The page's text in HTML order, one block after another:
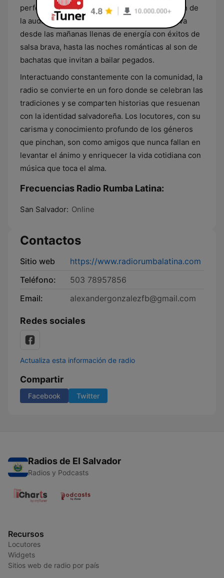
perfecta. Esta emisora se ha ganado el corazón de
la audiencia local con una programación que va
desde las mañanas llenas de energía con éxitos de
salsa brava, hasta las noches románticas al son de
bachatas que invitan a bailar pegados.
Interactuando constantemente con la comunidad, la
radio se convierte en un foro donde se celebran las
tradiciones y se comparten historias que resuenan
con la identidad salvadoreña. Los locutores, con su
carisma y conocimiento profundo de los géneros
que pinchan, son como amigos que nunca fallan en
levantar el ánimo y enriquecer la vida cotidiana con
música que toca el alma.
Frecuencias Radio Rumba Latina:
San Salvador: Online
Contactos
Sitio web
https://www.radiorumbalatina.com
Teléfono:
503 78957856
Email:
alexandergonzalezfb@gmail.com
Redes sociales
Actualiza esta información de radio
Compartir
Facebook Twitter
Radios de El Salvador
Radios y Podcasts
Recursos
Locutores
Widgets
Sitios web de radio por país